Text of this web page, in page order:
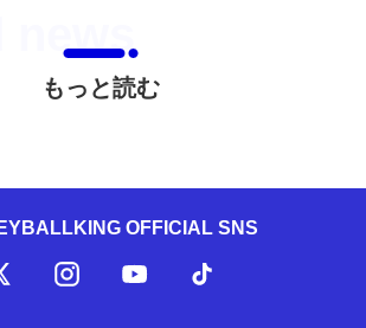
もっと読む
OFFICIAL SNS